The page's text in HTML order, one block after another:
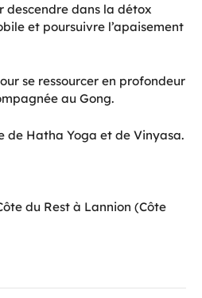
descendre dans la détox
et poursuivre l’apaisement
se ressourcer en profondeur
au Gong.
de Hatha Yoga et de Vinyasa.
du Rest à Lannion (Côte